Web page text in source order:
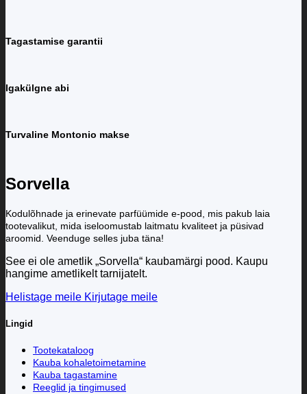
Tagastamise garantii
Igakülgne abi
Turvaline Montonio makse
Sorvella
Kodulõhnade ja erinevate parfüümide e-pood, mis pakub laia
tootevalikut, mida iseloomustab laitmatu kvaliteet ja püsivad
aroomid. Veenduge selles juba täna!
See ei ole ametlik „Sorvella“ kaubamärgi pood. Kaupu
hangime ametlikelt tarnijatelt.
Helistage meile Kirjutage meile
Lingid
Tootekataloog
Kauba kohaletoimetamine
Kauba tagastamine
Reeglid ja tingimused